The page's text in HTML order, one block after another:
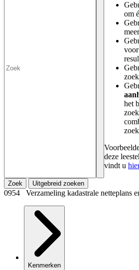
om
het
deze
vindt u hier
Zoek Uitgebreid zoeken
0954 Verzameling kadastrale netteplans
Kenmerken